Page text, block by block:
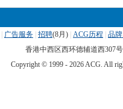
广告服务 招聘(8月) ACG历程
品
香港中西区西环德辅道西307
Copyright © 1999 - 2026 ACG. All